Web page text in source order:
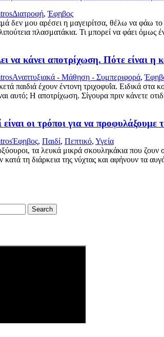
Διατροφή, Έφηβος
μου αρέσει η μαγειρίτσα, θέλω να φάω το
πλασματάκια. Τι μπορεί να φάει όμως
να κάνει αποτρίχωση. Πότε είναι η
Αναπτυξιακά - Μάθηση - Συμπεριφορά,
έχουν έντονη τριχοφυΐα. Ειδικά στα
αυτό; Η αποτρίχωση. Σίγουρα πριν κάνετε
οι τρόποι για να προφυλάξουμε
Έφηβος, Παιδί, Πεπτικό, Υγεία
τα λευκά μικρά σκουληκάκια που ζουν
κατά τη διάρκεια της νύχτας και αφήνουν τα